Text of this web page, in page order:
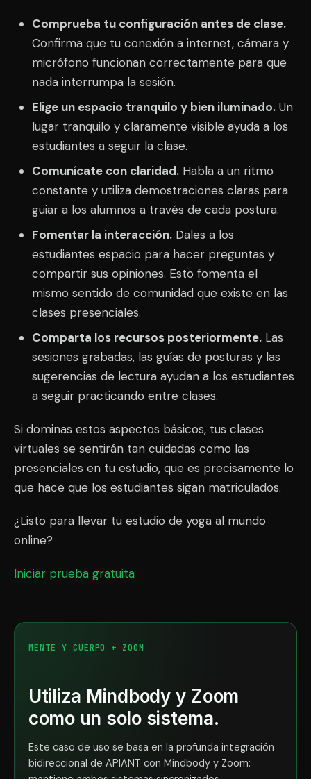
Comprueba tu configuración antes de clase.
Confirma que tu conexión a internet, cámara y
micrófono funcionan correctamente para que
nada interrumpa la sesión.
Elige un espacio tranquilo y bien iluminado.Un
lugar tranquilo y claramente visible ayuda a los
estudiantes a seguir la clase.
Comunícate con claridad.Habla a un ritmo
constante y utiliza demostraciones claras para
guiar a los alumnos a través de cada postura.
Fomentar la interacción.Dales a los
estudiantes espacio para hacer preguntas y
compartir sus opiniones. Esto fomenta el
mismo sentido de comunidad que existe en las
clases presenciales.
Comparta los recursos posteriormente.Las
sesiones grabadas, las guías de posturas y las
sugerencias de lectura ayudan a los estudiantes
a seguir practicando entre clases.
Si dominas estos aspectos básicos, tus clases
virtuales se sentirán tan cuidadas como las
presenciales en tu estudio, que es precisamente lo
que hace que los estudiantes sigan matriculados.
¿Listo para llevar tu estudio de yoga al mundo
online?
Iniciar prueba gratuita
MENTE Y CUERPO + ZOOM
Utiliza Mindbody y Zoom
como un solo sistema.
Este caso de uso se basa en la profunda integración
bidireccional de APIANT con Mindbody y Zoom: